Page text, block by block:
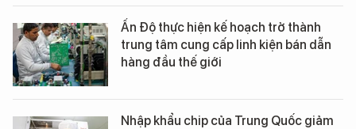
Ấn Độ thực hiện kế hoạch trở thành
trung tâm cung cấp linh kiện bán dẫn
hàng đầu thế giới
Nhập khẩu chip của Trung Quốc giảm